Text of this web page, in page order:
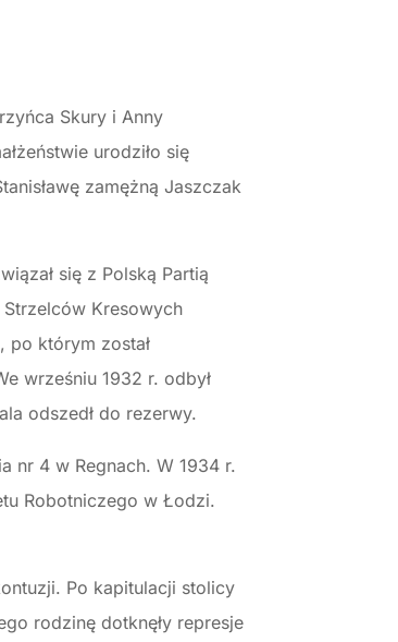
Skury i Anny
urodziło się
zamężną Jaszczak
się z Polską Partią
Strzelców Kresowych
po którym został
wrześniu 1932 r. odbył
odszedł do rezerwy.
nr 4 w Regnach. W 1934 r.
Robotniczego w Łodzi.
Po kapitulacji stolicy
rodzinę dotknęły represje